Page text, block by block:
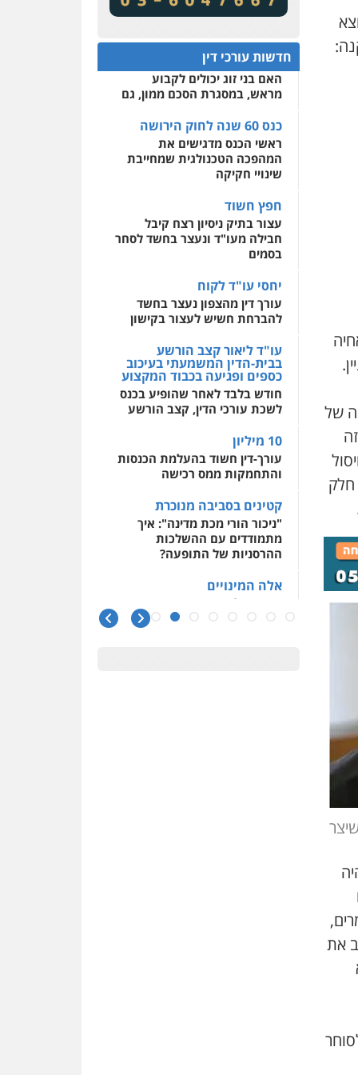
של
חלק
היה
את
שירותים מקצועיים לעורכי
דין
0522508109
אחסון אתרים
מהירות הגנה גיבוי
לעורכי דין
מרכז התחלה חדשה
שירותים מקצועיים לעורכי
דין
0544500346
חדשות עורכי דין
מע"מ ומוסדות ללא כוונת רווח
המתח שבין חוק יחסי ממון
לבין חוק הירושה
האם בני זוג יכולים לקבוע
מראש, במסגרת הסכם ממון, גם
כנס 60 שנה לחוק הירושה
ראשי הכנס מדגישים את
המהפכה הטכנולגית שמחייבת
שינויי חקיקה
חפץ חשוד
עצור בתיק ניסיון רצח קיבל
חבילה מעו"ד ונעצר בחשד לסחר
בסמים
יחסי עו"ד לקוח
עורך דין מהצפון נעצר בחשד
להברחת חשיש לעצור בקישון
עו"ד ליאור קצב הורשע
בבית-הדין המשמעתי בעיכוב
כספים ופגיעה בכבוד המקצוע
חודש בלבד לאחר שהופיע בכנס
לשכת עורכי הדין, קצב הורשע
10 מיליון
עורך-דין חשוד בהעלמת הכנסות
והתחמקות ממס רכישה
קטינים בסביבה מנוכרת
"ניכור הורי מכת מדינה": איך
מתמודדים עם ההשלכות
ההרסניות של התופעה?
אלה המינויים
הוועדה לבחירת שופטים בחרה
26 שופטים ורשמים נוספים